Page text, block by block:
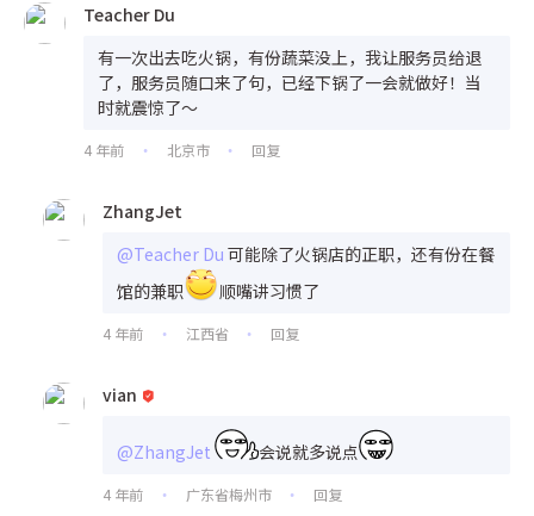
Teacher Du
有一次出去吃火锅，有份蔬菜没上，我让服务员给退
了，服务员随口来了句，已经下锅了一会就做好！当
时就震惊了～
4 年前 • 北京市 • 回复
ZhangJet
@Teacher Du 可能除了火锅店的正职，还有份在餐
馆的兼职
顺嘴讲习惯了
4 年前 • 江西省 • 回复
vian
@ZhangJet 会说就多说点
4 年前 • 广东省梅州市 • 回复